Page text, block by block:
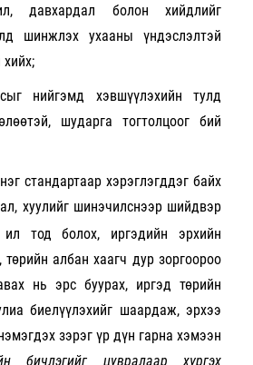
давхардал болон хийдлийг
шинжлэх ухааны үндэслэлтэй
хийх;
нийгэмд хэвшүүлэхийн тулд
шударга тогтолцоог бий
стандартаар хэрэглэгддэг байх
хуулийг шинэчилснээр шийдвэр
ил тод болох, иргэдийн эрхийн
төрийн албан хаагч дур зоргоороо
нь эрс буурах, иргэд төрийн
биелүүлэхийг шаардаж, эрхээ
зэрэг үр дүн гарна хэмээн
бичлэгийг цувралаар хүргэх